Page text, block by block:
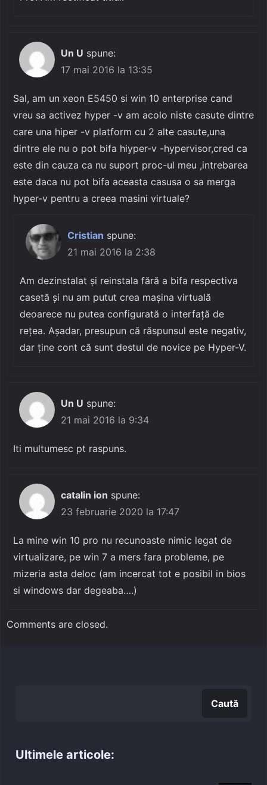
Un U spune:
17 mai 2016 la 13:35
Sal, am un xeon E5450 si win 10 enterprise cand
vreu sa activez hyper -v am acolo niste casute dintre
care una hiper -v platform cu 2 alte casute,una
dintre ele nu o pot bifa hiyper-v -hypervisor,cred ca
este din cauza ca nu suport proc-ul meu ,intrebarea
este daca nu pot bifa aceasta casusa o sa merga
hyper-v pentru a creea masini virtuale?
Cristian spune:
21 mai 2016 la 2:38
Am dezinstalat și reinstala fără a bifa respectiva
casetă și nu am putut crea mașina virtuală
deoarece nu putea configurată o interfață de
rețea. Așadar, presupun că răspunsul este negativ,
dar ține cont că sunt destul de novice pe Hyper-V.
Un U spune:
21 mai 2016 la 9:34
Iti multumesc pt raspuns.
catalin ion spune:
23 februarie 2020 la 17:47
La mine win 10 pro nu recunoaste nimic legat de
virtualizare, pe win 7 a mers fara probleme, pe
mizeria asta deloc (am incercat tot e posibil in bios
si windows dar degeaba….)
Comments are closed.
Caută
Ultimele articole: